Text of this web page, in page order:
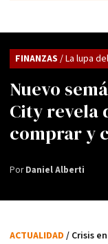
Nuevo
City revela
comprar y
FINANZAS / La lupa
PorDaniel Alberti
ACTUALIDAD / Crisis